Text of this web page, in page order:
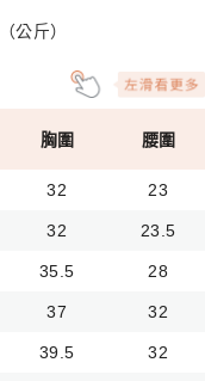
公斤）
胸圍 腰圍
32 23
32 23.5
35.5 28
37 32
39.5 32